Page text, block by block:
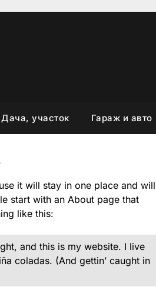
Дача, участок Гараж и авто
it will stay in one place and will
start with an About page that
like this:
and this is my website. I live
coladas. (And gettin’ caught in